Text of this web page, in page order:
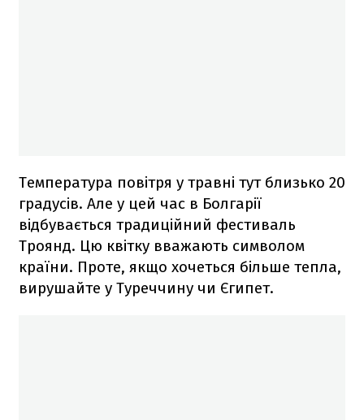
Температура повітря у травні тут близько 20
градусів. Але у цей час в Болгарії
відбувається традиційний фестиваль
Троянд. Цю квітку вважають символом
країни. Проте, якщо хочеться більше тепла,
вирушайте у Туреччину чи Єгипет.